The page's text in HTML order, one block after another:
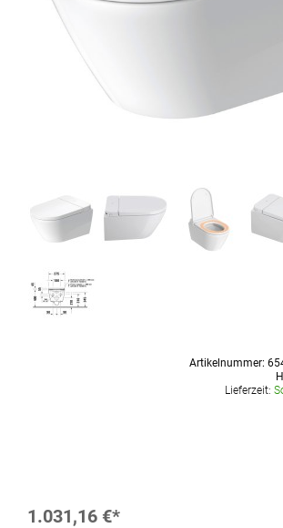
Artikelnummer:
Lieferzeit:
1.031,16 €